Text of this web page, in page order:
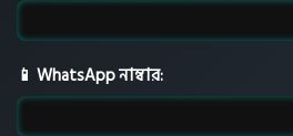
📱 WhatsApp নাম্বার: